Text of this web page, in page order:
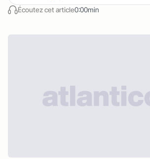
Écoutez cet article0:00min